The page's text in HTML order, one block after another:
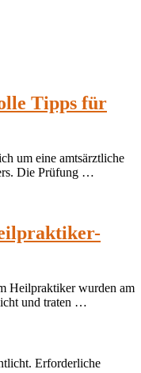
Tipps für
um eine amtsärztliche
Die Prüfung …
Heilpraktiker wurden am
und traten …
Erforderliche